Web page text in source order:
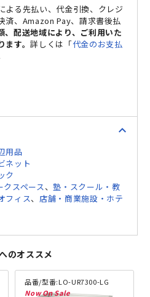
よる先払い、代金引換、クレジ
済、Amazon Pay、請求書後払
、配送地域により、ご利用いた
ます。詳しくは「代金のお支払
expand_less
用品
ネット
ク
スペース 、塾・スクール・教
フィス、 店舗・商業施設・ホテ
のオススメ
品番/型番:LO-UR7300-LG